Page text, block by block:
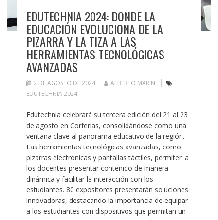
EDUTECHNIA 2024: DONDE LA
EDUCACIÓN EVOLUCIONA DE LA
PIZARRA Y LA TIZA A LAS
HERRAMIENTAS TECNOLÓGICAS
AVANZADAS
2 DE AGOSTO DE 2024
ALBERTO MARIN
EDUTECHNIA 2024
Edutechnia celebrará su tercera edición del 21 al 23
de agosto en Corferias, consolidándose como una
ventana clave al panorama educativo de la región.
Las herramientas tecnológicas avanzadas, como
pizarras electrónicas y pantallas táctiles, permiten a
los docentes presentar contenido de manera
dinámica y facilitar la interacción con los
estudiantes. 80 expositores presentarán soluciones
innovadoras, destacando la importancia de equipar
a los estudiantes con dispositivos que permitan un